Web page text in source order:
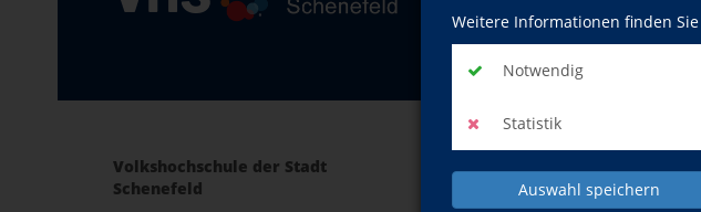
Weitere Informationen finden
Notwendig
Statistik
Auswahl speichern
Volkshochschule der Stadt
Schenefeld
E-Mail
patricia.jonas@stadt-